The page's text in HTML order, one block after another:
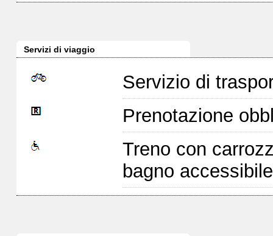
Servizi di viaggio
Servizio di
Prenotazione
Treno con
bagno